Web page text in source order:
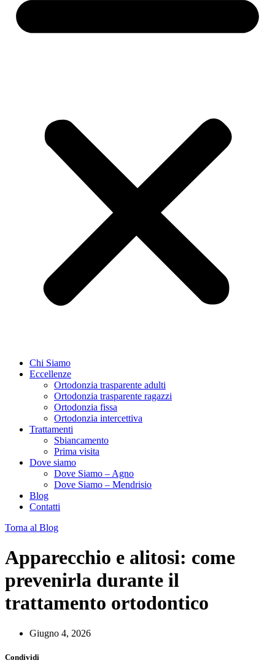
Chi Siamo
Eccellenze
Ortodonzia trasparente adulti
Ortodonzia trasparente ragazzi
Ortodonzia fissa
Ortodonzia intercettiva
Trattamenti
Sbiancamento
Prima visita
Dove siamo
Dove Siamo – Agno
Dove Siamo – Mendrisio
Blog
Contatti
Torna al Blog
Apparecchio e alitosi: come
prevenirla durante il
trattamento ortodontico
Giugno 4, 2026
Condividi